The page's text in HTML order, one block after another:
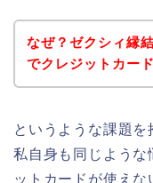
なぜ？ゼクシィ縁
でクレジットカー
というような課題
私自身も同じような
ットカードが使え